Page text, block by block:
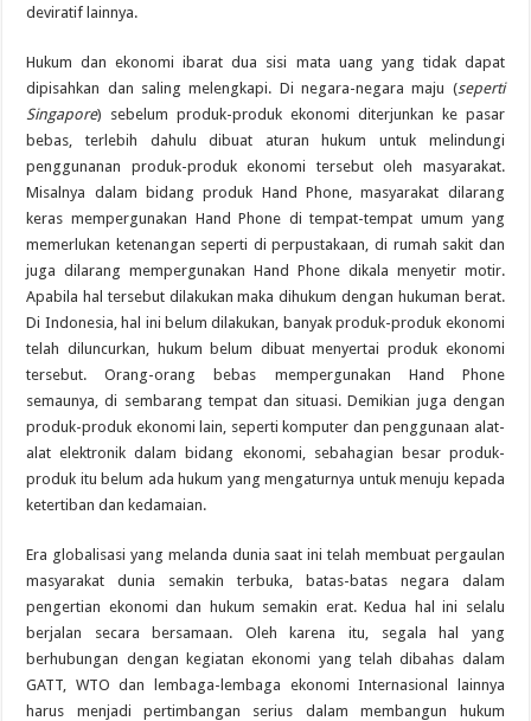
deviratif lainnya.
Hukum dan ekonomi ibarat dua sisi mata uang yang tidak dapat
dipisahkan dan saling melengkapi. Di negara-negara maju (seperti
Singapore) sebelum produk-produk ekonomi diterjunkan ke pasar
bebas, terlebih dahulu dibuat aturan hukum untuk melindungi
penggunanan produk-produk ekonomi tersebut oleh masyarakat.
Misalnya dalam bidang produk Hand Phone, masyarakat dilarang
keras mempergunakan Hand Phone di tempat-tempat umum yang
memerlukan ketenangan seperti di perpustakaan, di rumah sakit dan
juga dilarang mempergunakan Hand Phone dikala menyetir motir.
Apabila hal tersebut dilakukan maka dihukum dengan hukuman berat.
Di Indonesia, hal ini belum dilakukan, banyak produk-produk ekonomi
telah diluncurkan, hukum belum dibuat menyertai produk ekonomi
tersebut. Orang-orang bebas mempergunakan Hand Phone
semaunya, di sembarang tempat dan situasi. Demikian juga dengan
produk-produk ekonomi lain, seperti komputer dan penggunaan alat-
alat elektronik dalam bidang ekonomi, sebahagian besar produk-
produk itu belum ada hukum yang mengaturnya untuk menuju kepada
ketertiban dan kedamaian.
Era globalisasi yang melanda dunia saat ini telah membuat pergaulan
masyarakat dunia semakin terbuka, batas-batas negara dalam
pengertian ekonomi dan hukum semakin erat. Kedua hal ini selalu
berjalan secara bersamaan. Oleh karena itu, segala hal yang
berhubungan dengan kegiatan ekonomi yang telah dibahas dalam
GATT, WTO dan lembaga-lembaga ekonomi Internasional lainnya
harus menjadi pertimbangan serius dalam membangun hukum